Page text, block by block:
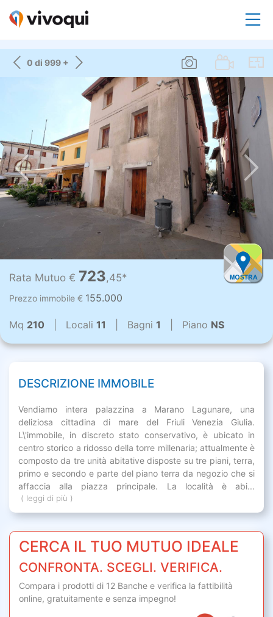
0 di 999 +
Rata Mutuo € 723,45*
Prezzo immobile € 155.000
Mq 210 | Locali 11 | Bagni 1 | Piano NS
DESCRIZIONE IMMOBILE
Vendiamo intera palazzina a Marano Lagunare, una
deliziosa cittadina di mare del Friuli Venezia Giulia.
L\'immobile, in discreto stato conservativo, è ubicato in
centro storico a ridosso della torre millenaria; attualmente è
composto da tre unità abitative disposte su tre piani, terra,
primo e secondo e parte del piano terra da negozio che si
affaccia alla piazza principale. La località è abi...
( leggi di più )
CERCA IL TUO MUTUO IDEALE
CONFRONTA. SCEGLI. VERIFICA.
Compara i prodotti di 12 Banche e verifica la fattibilità
online, gratuitamente e senza impegno!